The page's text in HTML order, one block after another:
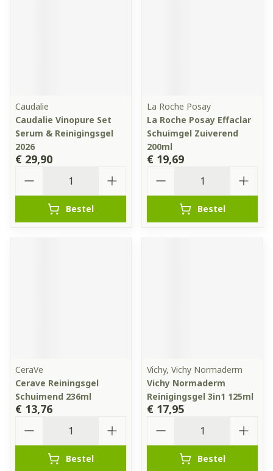
Caudalie
Caudalie Vinopure Set
Serum & Reinigingsgel
2026
€ 29,90
Bestel
La Roche Posay
La Roche Posay Effaclar
Schuimgel Zuiverend
200ml
€ 19,69
Bestel
CeraVe
Cerave Reiningsgel
Schuimend 236ml
€ 13,76
Bestel
Vichy, Vichy Normaderm
Vichy Normaderm
Reinigingsgel 3in1 125ml
€ 17,95
Bestel